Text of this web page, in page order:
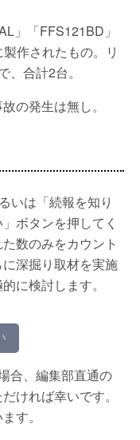
」「FFS121BD」
作されたもの。リ
合計2台。
の発生は無し。
いは「続報を知り
ボタンを押してく
数のみをカウント
深掘り取材を実施
に検討します。
合、編集部直通の
ければ幸いです。
す。